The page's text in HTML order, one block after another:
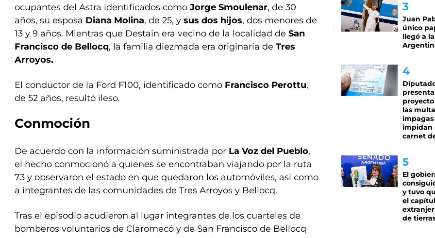
ocupantes del Astra identificados como Jorge Smoulenar, de 30
años, su esposa Diana Molina, de 25, y sus dos hijos, dos menores de
13 y 9 años. Mientras que Destain era vecino de la localidad de San
Francisco de Bellocq, la familia diezmada era originaria de Tres
Arroyos.
El conductor de la Ford F100, identificado como Francisco Perottu,
de 52 años, resultó ileso.
Conmoción
De acuerdo con la información suministrada por La Voz del Pueblo,
el hecho conmocionó a quienes se encontraban viajando por la ruta
73 y observaron el estado en que quedaron los automóviles, así como
a integrantes de las comunidades de Tres Arroyos y Bellocq.
Tras el episodio acudieron al lugar integrantes de los cuarteles de
bomberos voluntarios de Claromecó y de San Francisco de Bellocq
Juan
único
llegó a la
las
impagas
impidan
carnet
El
y tuvo
el
de